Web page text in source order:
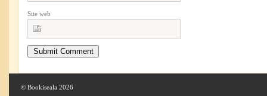
Site web
© Bookiseala 2026